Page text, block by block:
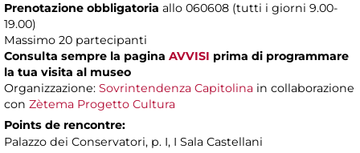
Prenotazione obbligatoria allo 060608 (tutti i giorni 9.00-
19.00)
Massimo 20 partecipanti
Consulta sempre la pagina AVVISI prima di programmare
la tua visita al museo
Organizzazione: Sovrintendenza Capitolina in collaborazione
con Zètema Progetto Cultura
Points de rencontre:
Palazzo dei Conservatori, p. I, I Sala Castellani